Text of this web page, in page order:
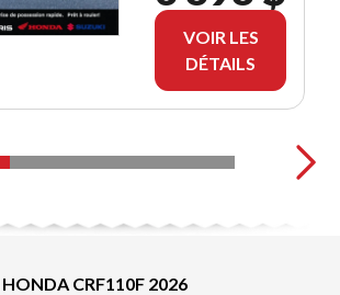
VOIR LES
DÉTAILS
HONDA CRF110F 2026